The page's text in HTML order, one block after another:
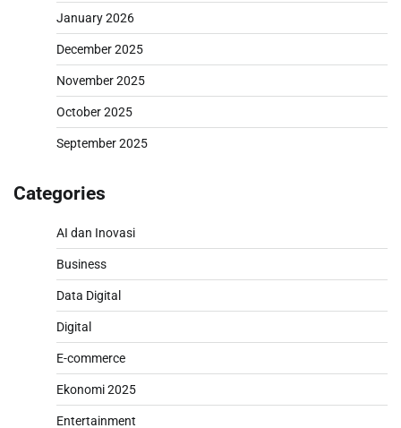
January 2026
December 2025
November 2025
October 2025
September 2025
Categories
AI dan Inovasi
Business
Data Digital
Digital
E-commerce
Ekonomi 2025
Entertainment